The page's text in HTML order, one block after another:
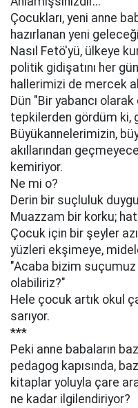
Çocukları, yeni anne
hazırlanan yeni
Nasıl Fetö'yü, ülkeye
politik gidişatını her
hallerimizi de mercek
Dün "Bir yabancı
tepkilerden gördüm ki,
Büyükannelerimizin,
akıllarından
kemiriyor.
Ne mi o?
Derin bir suçluluk
Muazzam bir korku;
Çocuk için bir şeyler
yüzleri ekşimeye,
"Acaba bizim suçumuz
olabiliriz?"
Hele çocuk artık okul
sarıyor.
***
Peki anne babaların
pedagog kapısında,
kitaplar yoluyla çare
ne kadar ilgilendiriyor?